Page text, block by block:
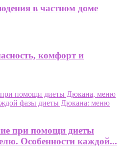
в частном доме
комфорт и
при помощи диеты
Особенности каждой...